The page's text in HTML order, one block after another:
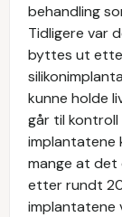
behandling
Tidligere var
byttes ut
kunne holde
går til kontroll
implantatene
mange at
etter rundt
implantatene